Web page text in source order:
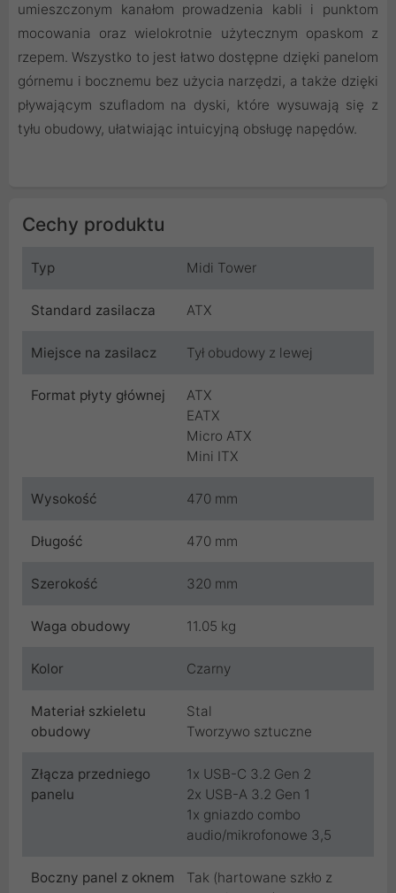
umieszczonym kanałom prowadzenia kabli i punktom
mocowania oraz wielokrotnie użytecznym opaskom z
rzepem. Wszystko to jest łatwo dostępne dzięki panelom
górnemu i bocznemu bez użycia narzędzi, a także dzięki
pływającym szufladom na dyski, które wysuwają się z
tyłu obudowy, ułatwiając intuicyjną obsługę napędów.
Cechy produktu
Typ Midi Tower
Standard zasilacza ATX
Miejsce na zasilacz Tył obudowy z lewej
Format płyty głównej
ATX
EATX
Micro ATX
Mini ITX
Wysokość 470 mm
Długość 470 mm
Szerokość 320 mm
Waga obudowy 11.05 kg
Kolor Czarny
Materiał szkieletu
obudowy
Stal
Tworzywo sztuczne
Złącza przedniego
panelu
1x USB-C 3.2 Gen 2
2x USB-A 3.2 Gen 1
1x gniazdo combo
audio/mikrofonowe 3,5
Boczny panel z oknem
Tak (hartowane szkło z